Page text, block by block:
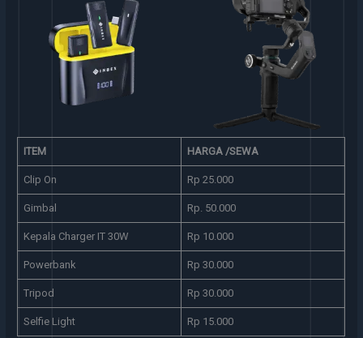
Gimbal Kepala Charger IT 30W
ITEM HARGA /SEWA
Clip On Rp 25.000
Gimbal Rp. 50.000
Kepala Charger IT 30W Rp 10.000
Powerbank Rp 30.000
Tripod Rp 30.000
Selfie Light Rp 15.000